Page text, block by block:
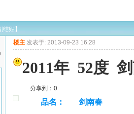
贴】
楼主 发表于: 2013-09-23 16:28
2011年 52度
分享到： 0
品名： 剑南春